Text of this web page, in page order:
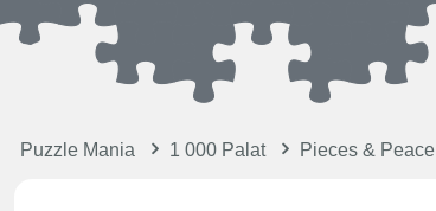
Puzzle Mania 1 000 Palat Pieces & Peace